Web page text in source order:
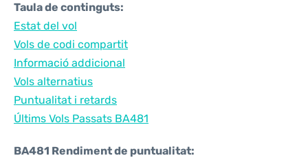
Taula de continguts:
Estat del vol
Vols de codi compartit
Informació addicional
Vols alternatius
Puntualitat i retards
Últims Vols Passats BA481
BA481 Rendiment de puntualitat: